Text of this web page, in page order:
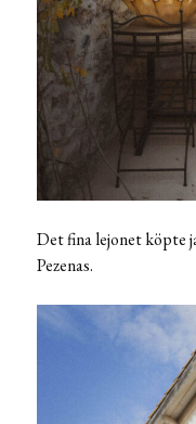
Det fina lejonet köpte
Pezenas.